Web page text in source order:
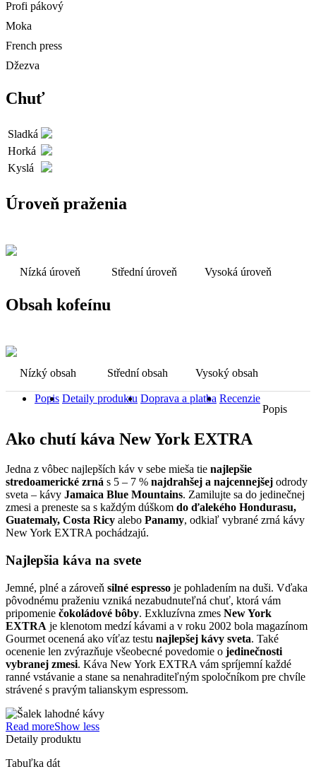
Profi pákový
Moka
French press
Džezva
Chuť
Sladká
Horká
Kyslá
Úroveň praženia
Nízká úroveň Střední úroveň Vysoká úroveň
Obsah kofeínu
Nízký obsah Střední obsah Vysoký obsah
Popis Detaily produktu Doprava a platba Recenzie
Popis
Ako chutí káva New York EXTRA
Jedna z vôbec najlepších káv v sebe mieša tie najlepšie
stredoamerické zrná s 5 – 7 % najdrahšej a najcennejšej odrody
sveta – kávy Jamaica Blue Mountains. Zamilujte sa do jedinečnej
zmesi a preneste sa s každým dúškom do ďalekého Hondurasu,
Guatemaly, Costa Ricy alebo Panamy, odkiaľ vybrané zrná kávy
New York EXTRA pochádzajú.
Najlepšia káva na svete
Jemné, plné a zároveň silné espresso je pohladením na duši. Vďaka
pôvodnému praženiu vzniká nezabudnuteľná chuť, ktorá vám
pripomenie čokoládové bôby. Exkluzívna zmes New York
EXTRA je klenotom medzí kávami a v roku 2002 bola magazínom
Gourmet ocenená ako víťaz testu najlepšej kávy sveta. Také
ocenenie len zvýrazňuje všeobecné povedomie o jedinečnosti
vybranej zmesi. Káva New York EXTRA vám spríjemní každé
ranné vstávanie a stane sa nenahraditeľným spoločníkom pre chvíle
strávené s pravým talianskym espressom.
Read moreShow less
Detaily produktu
Tabuľka dát